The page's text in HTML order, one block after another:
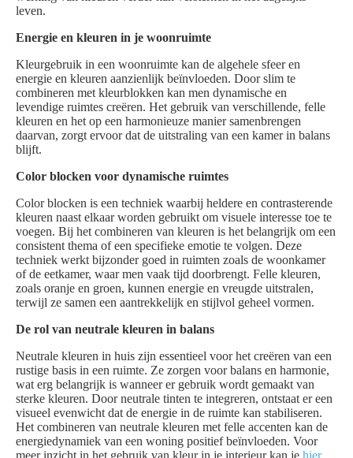
leven.
Energie en kleuren in je woonruimte
Kleurgebruik in een woonruimte kan de algehele sfeer en
energie en kleuren aanzienlijk beïnvloeden. Door slim te
combineren met kleurblokken kan men dynamische en
levendige ruimtes creëren. Het gebruik van verschillende, felle
kleuren en het op een harmonieuze manier samenbrengen
daarvan, zorgt ervoor dat de uitstraling van een kamer in balans
blijft.
Color blocken voor dynamische ruimtes
Color blocken is een techniek waarbij heldere en contrasterende
kleuren naast elkaar worden gebruikt om visuele interesse toe te
voegen. Bij het combineren van kleuren is het belangrijk om een
consistent thema of een specifieke emotie te volgen. Deze
techniek werkt bijzonder goed in ruimten zoals de woonkamer
of de eetkamer, waar men vaak tijd doorbrengt. Felle kleuren,
zoals oranje en groen, kunnen energie en vreugde uitstralen,
terwijl ze samen een aantrekkelijk en stijlvol geheel vormen.
De rol van neutrale kleuren in balans
Neutrale kleuren in huis zijn essentieel voor het creëren van een
rustige basis in een ruimte. Ze zorgen voor balans en harmonie,
wat erg belangrijk is wanneer er gebruik wordt gemaakt van
sterke kleuren. Door neutrale tinten te integreren, ontstaat er een
visueel evenwicht dat de energie in de ruimte kan stabiliseren.
Het combineren van neutrale kleuren met felle accenten kan de
energiedynamiek van een woning positief beïnvloeden. Voor